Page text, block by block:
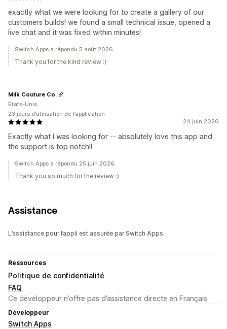
exactly what we were looking for to create a gallery of our
customers builds! we found a small technical issue, opened a
live chat and it was fixed within minutes!
Switch Apps a répondu 5 août 2026
Thank you for the kind review :)
24 juin 2026
Exactly what I was looking for -- absolutely love this app and
the support is top notch!!
Milk Couture Co.
États-Unis
23 jours d’utilisation de l’application
Switch Apps a répondu 25 juin 2026
Thank you so much for the review :)
Assistance
L’assistance pour l’appli est assurée par Switch Apps.
Ressources
Politique de confidentialité
FAQ
Ce développeur n’offre pas d’assistance directe en Français.
Développeur
Switch Apps